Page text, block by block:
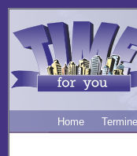
Home Termine